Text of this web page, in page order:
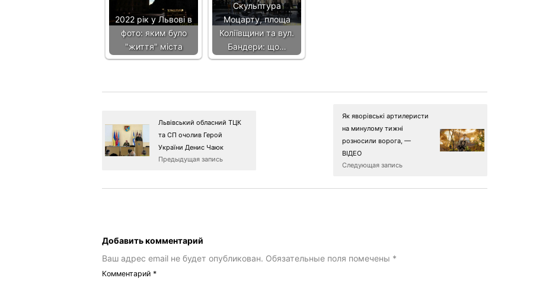
2022 рік у Львові в
фото: яким було
"життя" міста
Скульптура
Моцарту, площа
Коліївщини та вул.
Бандери: що…
Львівський обласний ТЦК
та СП очолив Герой
України Денис Чаюк
Предыдущая запись
Як яворівські артилеристи
на минулому тижні
розносили ворога, —
ВІДЕО
Следующая запись
Добавить комментарий
Ваш адрес email не будет опубликован. Обязательные поля помечены *
Комментарий *